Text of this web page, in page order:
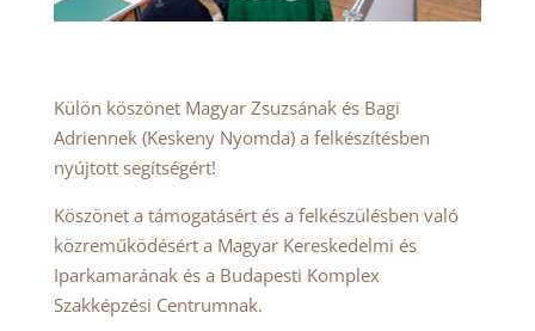
Külön köszönet Magyar Zsuzsának és Bagi
Adriennek (Keskeny Nyomda) a felkészítésben
nyújtott segítségért!
Köszönet a támogatásért és a felkészülésben való
közreműködésért a Magyar Kereskedelmi és
Iparkamarának és a Budapesti Komplex
Szakképzési Centrumnak.